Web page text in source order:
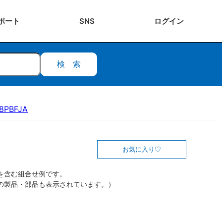
ート SNS ログイン
検索
お気に入り
む組合せ例です。
製品・部品も表示されています。）